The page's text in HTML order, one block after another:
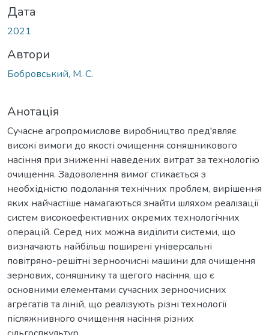
Дата
2021
Автори
Бобровський, М. С.
Анотація
Сучасне агропромислове виробництво пред'являє
високі вимоги до якості очищення соняшникового
насіння при зниженні наведених витрат за технологію
очищення. Задоволення вимог стикається з
необхідністю подолання технічних проблем, вирішення
яких найчастіше намагаються знайти шляхом реалізації
систем високоефективних окремих технологічних
операцій. Серед них можна виділити системи, що
визначають найбільш поширені універсальні
повітряно-решітні зерноочисні машини для очищення
зернових, соняшнику та щегого насіння, що є
основними елементами сучасних зерноочисних
агрегатів та ліній, що реалізують різні технології
післяжнивного очищення насіння різних